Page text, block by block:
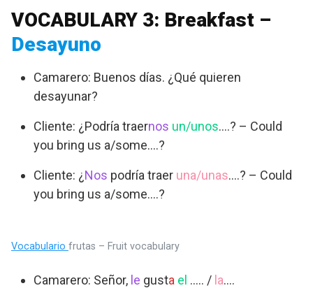
VOCABULARY 3: Breakfast –
Desayuno
Camarero: Buenos días. ¿Qué quieren
desayunar?
Cliente: ¿Podría traernos un/unos….? – Could
you bring us a/some….?
Cliente: ¿Nos podría traer una/unas….? – Could
you bring us a/some….?
Vocabulario frutas – Fruit vocabulary
Camarero: Señor, le gusta el ….. / la….